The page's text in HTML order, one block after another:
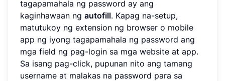
tagapamahala ng password ay ang
kaginhawaan ng autofill. Kapag na-setup,
matutukoy ng extension ng browser o mobile
app ng iyong tagapamahala ng password ang
mga field ng pag-login sa mga website at app.
Sa isang pag-click, pupunan nito ang tamang
username at malakas na password para sa